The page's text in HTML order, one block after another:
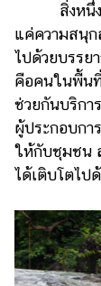
สิ่งหนึ่งที่เ
แค่ความสนุก
ไปด้วยบรรย
คือคนในพื้นที่
ช่วยกันบริกา
ผู้ประกอบกา
ให้กับชุมชน
ได้เติบโตไป